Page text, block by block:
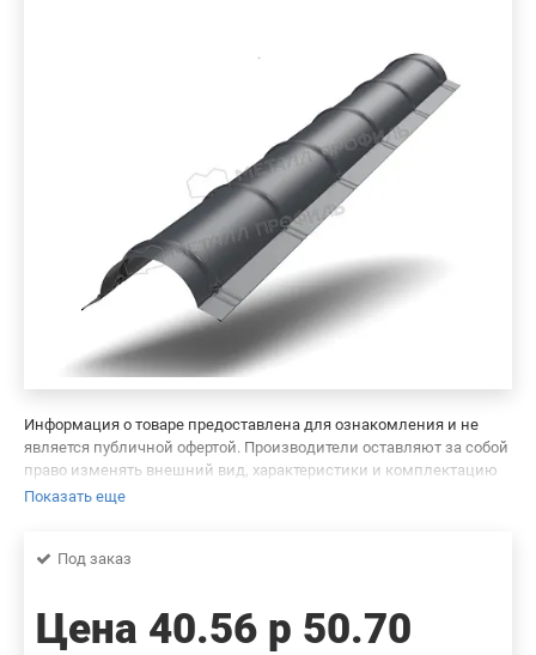
Информация о товаре предоставлена для ознакомления и не
является публичной офертой. Производители оставляют за собой
право изменять внешний вид, характеристики и комплектацию
товара, предварительно не уведомляя продавцов и потребителей.
фотографиях товара. Будем благодарны вам за сообщение об
Показать еще
Под заказ
Цена 40.56 р 50.70